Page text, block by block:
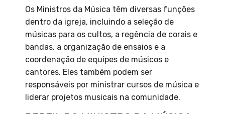
Os Ministros da Música têm diversas funções
dentro da igreja, incluindo a seleção de
músicas para os cultos, a regência de corais e
bandas, a organização de ensaios e a
coordenação de equipes de músicos e
cantores. Eles também podem ser
responsáveis por ministrar cursos de música e
liderar projetos musicais na comunidade.